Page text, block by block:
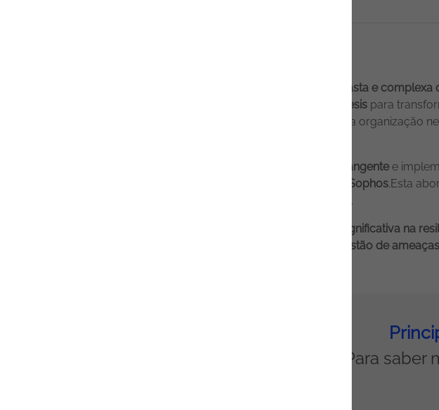
Perante o desafio de proteger uma infraestrutura vasta e
Noesis para
sobre os ambientes de IT e IoT, a organização
avaliação de segurança abrangentee
Sophos.Esta
.
melhoria significativa na
confiança da liderança nas suas capacidades de gestão de ameaças
Para